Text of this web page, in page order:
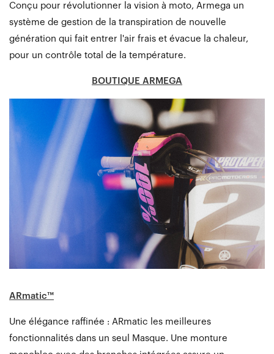
Conçu pour révolutionner la vision à moto, Armega un
système de gestion de la transpiration de nouvelle
génération qui fait entrer l'air frais et évacue la chaleur,
pour un contrôle total de la température.
BOUTIQUE ARMEGA
ARmatic™
Une élégance raffinée : ARmatic les meilleures
fonctionnalités dans un seul Masque. Une monture